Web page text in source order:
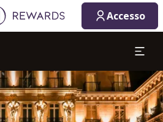
Accesso